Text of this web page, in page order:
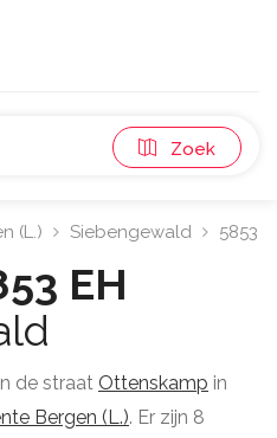
Zoek
(L.) Siebengewald 5853
EH
de straat Ottenskamp in
Bergen (L.). Er zijn 8